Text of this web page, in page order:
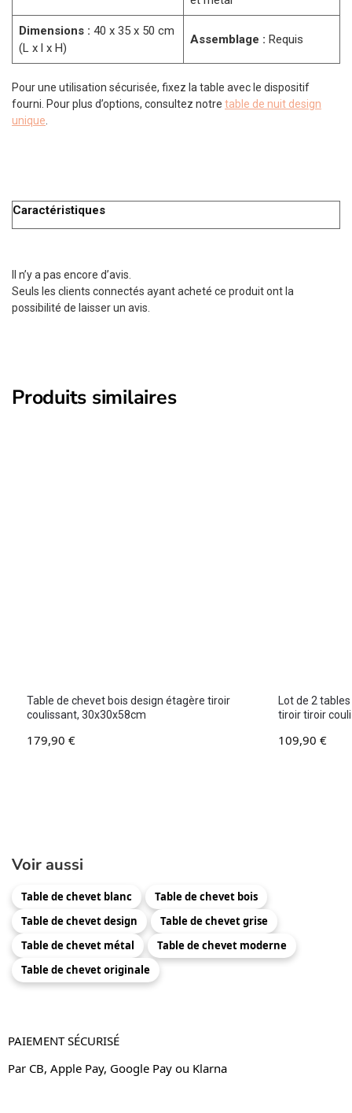
Dimensions : 40 x 35 x 50 cm
(L x l x H)
Assemblage : Requis
Pour une utilisation sécurisée, fixez la table avec le dispositif
fourni. Pour plus d’options, consultez notre table de nuit design
unique
Caractéristiques
Il n’y a pas encore d’avis.
Seuls les clients connectés ayant acheté ce produit ont la
possibilité de laisser un avis.
Produits similaires
Table de chevet bois design étagère tiroir
coulissant, 30x30x58cm
179,90 €
Lot de 2
tiroir tiroir
109,90 €
Voir aussi
Table de chevet blanc
Table de chevet bois
Table de chevet design
Table de chevet grise
Table de chevet métal
Table de chevet moderne
Table de chevet originale
PAIEMENT SÉCURISÉ
Par CB, Apple Pay, Google Pay ou Klarna